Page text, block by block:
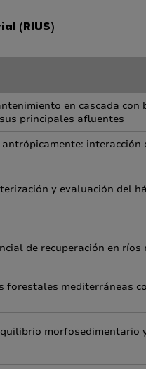
(RIUS)
en cascada con
principales afluentes
y evaluación del
de recuperación en ríos
forestales mediterráneas
morfosedimentario